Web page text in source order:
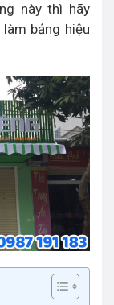
này thì hãy
bảng hiệu